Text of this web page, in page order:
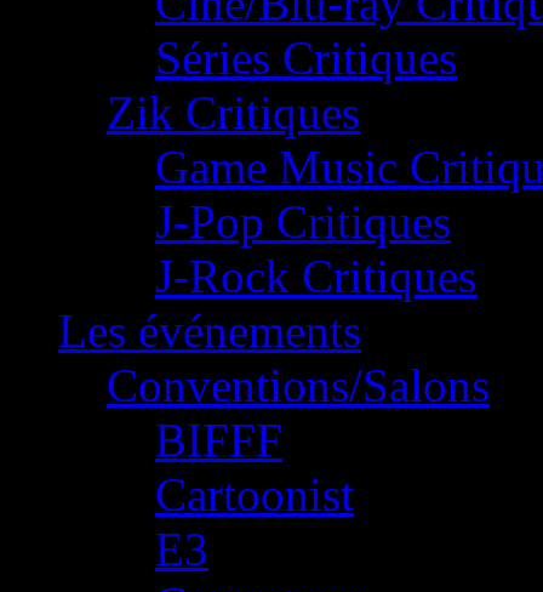
Séries Critiques
Zik Critiques
Game Music
J-Pop Critiques
J-Rock Critiques
Les événements
Conventions/Salons
BIFFF
Cartoonist
E3